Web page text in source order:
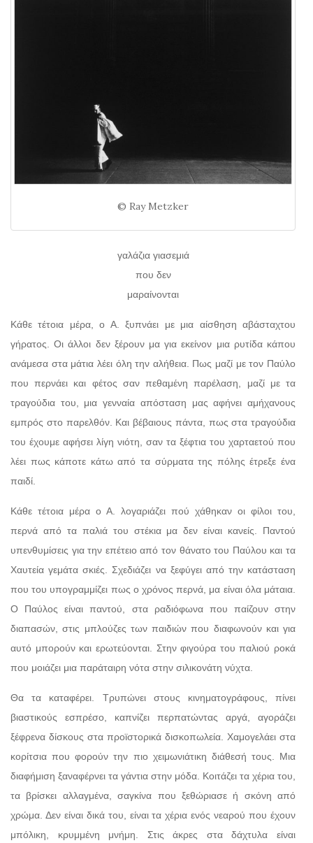
© Ray Metzker
γαλάζια γιασεμιά
που δεν
μαραίνονται
Κάθε τέτοια μέρα, ο Α. ξυπνάει με μια αίσθηση αβάσταχτου
γήρατος. Οι άλλοι δεν ξέρουν μα για εκείνον μια ρυτίδα κάπου
ανάμεσα στα μάτια λέει όλη την αλήθεια. Πως μαζί με τον Παύλο
που περνάει και φέτος σαν πεθαμένη παρέλαση, μαζί με τα
τραγούδια του, μια γενναία απόσταση μας αφήνει αμήχανους
εμπρός στο παρελθόν. Και βέβαιους πάντα, πως στα τραγούδια
του έχουμε αφήσει λίγη νιότη, σαν τα ξέφτια του χαρταετού που
λέει πως κάποτε κάτω από τα σύρματα της πόλης έτρεξε ένα
παιδί.
Κάθε τέτοια μέρα ο Α. λογαριάζει πού χάθηκαν οι φίλοι του,
περνά από τα παλιά του στέκια μα δεν είναι κανείς. Παντού
υπενθυμίσεις για την επέτειο από τον θάνατο του Παύλου και τα
Χαυτεία γεμάτα σκιές. Σχεδιάζει να ξεφύγει από την κατάσταση
που του υπογραμμίζει πως ο χρόνος περνά, μα είναι όλα μάταια.
Ο Παύλος είναι παντού, στα ραδιόφωνα που παίζουν στην
διαπασών, στις μπλούζες των παιδιών που διαφωνούν και για
αυτό μπορούν και ερωτεύονται. Στην φιγούρα του παλιού ροκά
που μοιάζει μια παράταιρη νότα στην σιλικονάτη νύχτα.
Θα τα καταφέρει. Τρυπώνει στους κινηματογράφους, πίνει
βιαστικούς εσπρέσο, καπνίζει περπατώντας αργά, αγοράζει
ξέφρενα δίσκους στα προϊστορικά δισκοπωλεία. Χαμογελάει στα
κορίτσια που φορούν την πιο χειμωνιάτικη διάθεσή τους. Μια
διαφήμιση ξαναφέρνει τα γάντια στην μόδα. Κοιτάζει τα χέρια του,
τα βρίσκει αλλαγμένα, σαγκίνα που ξεθώριασε ή σκόνη από
χρώμα. Δεν είναι δικά του, είναι τα χέρια ενός νεαρού που έχουν
μπόλικη, κρυμμένη μνήμη. Στις άκρες στα δάχτυλα είναι